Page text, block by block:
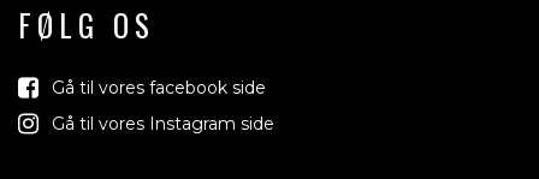
FØLG OS
Gå til vores facebook side
Gå til vores Instagram side